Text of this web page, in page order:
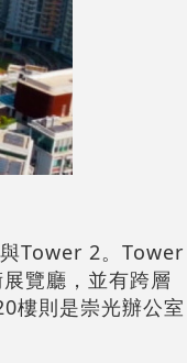
Tower 2。Tower
覽廳，並有跨層
樓則是崇光辦公室